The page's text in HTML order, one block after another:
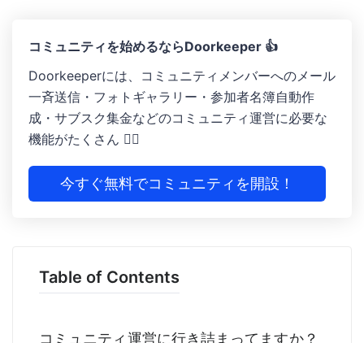
コミュニティを始めるならDoorkeeper 👍
Doorkeeperには、コミュニティメンバーへのメール
一斉送信・フォトギャラリー ・参加者名簿自動作
成 ・サブスク集金などのコミュニティ運営に必要な
機能がたくさん 🙆‍♀️
今すぐ無料でコミュニティを開設！
Table of Contents
コミュニティ運営に行き詰まってますか？